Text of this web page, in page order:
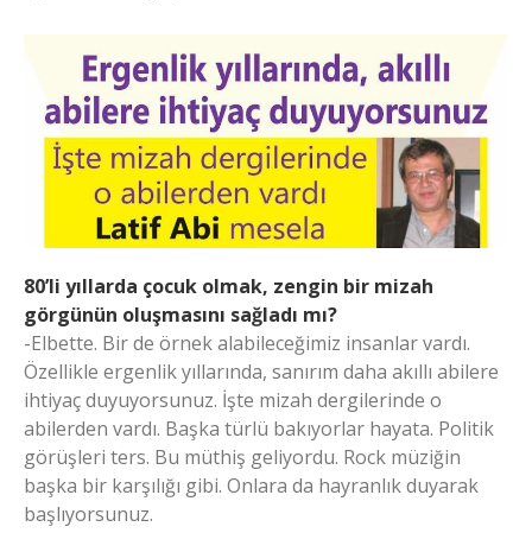
80’li yıllarda çocuk olmak, zengin bir mizah
görgünün oluşmasını sağladı mı?
-Elbette. Bir de örnek alabileceğimiz insanlar vardı.
Özellikle ergenlik yıllarında, sanırım daha akıllı abilere
ihtiyaç duyuyorsunuz. İşte mizah dergilerinde o
abilerden vardı. Başka türlü bakıyorlar hayata. Politik
görüşleri ters. Bu müthiş geliyordu. Rock müziğin
başka bir karşılığı gibi. Onlara da hayranlık duyarak
başlıyorsunuz.